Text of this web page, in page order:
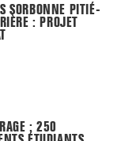
SORBONNE PITIÉ-
: PROJET
: 250